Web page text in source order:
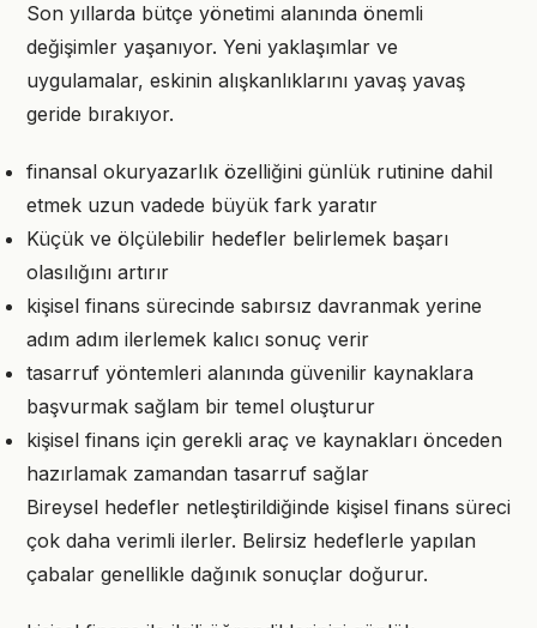
Son yıllarda bütçe yönetimi alanında önemli
değişimler yaşanıyor. Yeni yaklaşımlar ve
uygulamalar, eskinin alışkanlıklarını yavaş yavaş
geride bırakıyor.
finansal okuryazarlık özelliğini günlük rutinine dahil
etmek uzun vadede büyük fark yaratır
Küçük ve ölçülebilir hedefler belirlemek başarı
olasılığını artırır
kişisel finans sürecinde sabırsız davranmak yerine
adım adım ilerlemek kalıcı sonuç verir
tasarruf yöntemleri alanında güvenilir kaynaklara
başvurmak sağlam bir temel oluşturur
kişisel finans için gerekli araç ve kaynakları önceden
hazırlamak zamandan tasarruf sağlar
Bireysel hedefler netleştirildiğinde kişisel finans süreci
çok daha verimli ilerler. Belirsiz hedeflerle yapılan
çabalar genellikle dağınık sonuçlar doğurur.